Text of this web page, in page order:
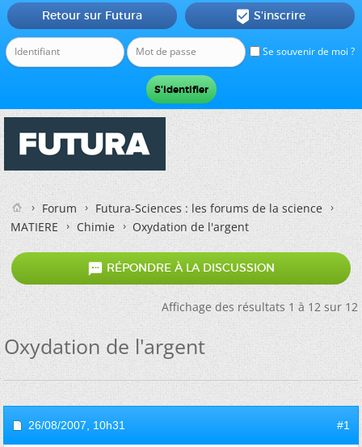
Se souvenir de moi ?
Retour sur Futura  S'inscrire
Forum
Futura-Sciences : les forums de la science
MATIERE
Chimie Oxydation de l'argent
 RÉPONDRE À LA DISCUSSION
Affichage des résultats 1 à 12 sur 12
Oxydation de l'argent
26/08/2007, 10h31 #1